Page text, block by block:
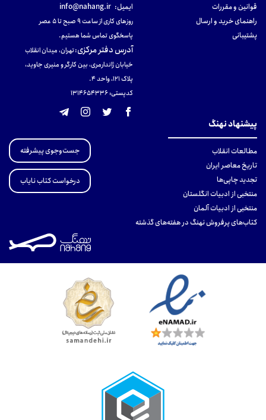
قوانین و مقررات
راهنمای خرید و ارسال
پشتیبانی
ایمیل: info@nahang.ir
روزهای کاری از ساعت ۹ صبح تا ۵ عصر
پاسخگوی تماس شما هستیم.
آدرس دفتر مرکزی:تهران، میدان انقلاب
خیابان ژاندارمری، بین کارگر و منیری جاوید،
پلاک 121، واحد ۴.
کدپستی: 131465433۶
پیشنهاد نهنگ
مطالعات انقلاب
تاریخ معاصر ایران
تجدید چاپی‌ها
منتخبی از ادبیات انگلستان
منتخبی از ادبیات آلمان
کتاب‌های پرفروش نهنگ در هفته‌های گذشته
جست‌وجوی پیشرفته
درخواست کتاب نایاب